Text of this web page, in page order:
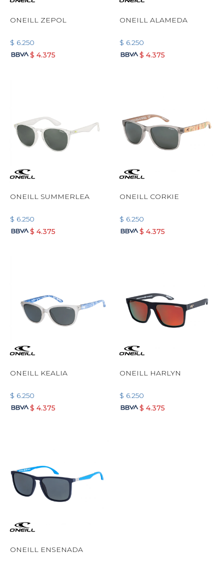
ONEILL ZEPOL
$ 6.250
$ 4.375
ONEILL ALAMEDA
$ 6.250
$ 4.375
ONEILL SUMMERLEA
$ 6.250
$ 4.375
ONEILL CORKIE
$ 6.250
$ 4.375
ONEILL KEALIA
$ 6.250
$ 4.375
ONEILL HARLYN
$ 6.250
$ 4.375
ONEILL ENSENADA